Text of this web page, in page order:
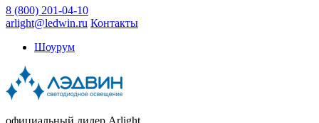
8 (800) 201-04-10
arlight@ledwin.ru Контакты
Шоурум
официальный дилер Arlight